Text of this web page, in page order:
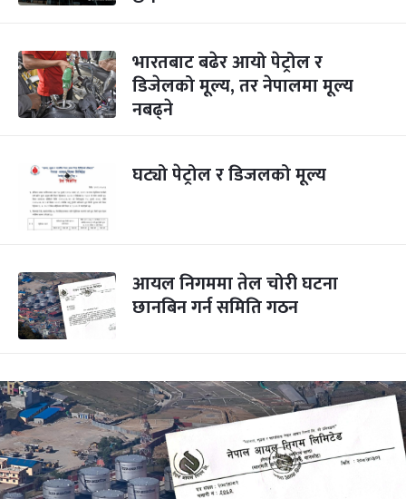
भारतबाट बढेर आयो पेट्रोल र
डिजेलको मूल्य, तर नेपालमा मूल्य
नबढ्ने
घट्यो पेट्रोल र डिजलको मूल्य
आयल निगममा तेल चोरी घटना
छानबिन गर्न समिति गठन